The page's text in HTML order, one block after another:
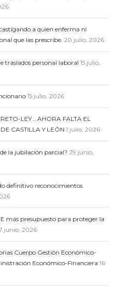
a quien enferma ni
que las prescribe. 20 julio, 2026
traslados personal laboral 15 julio,
15 julio, 2026
LEY… AHORA FALTA EL
CASTILLA Y LEÓN 1 julio, 2026
la jubilación parcial? 29 junio,
definitivo reconocimientos
más presupuesto para proteger la
junio, 2026
Cuerpo Gestión Económico-
Económico-Financiera 16